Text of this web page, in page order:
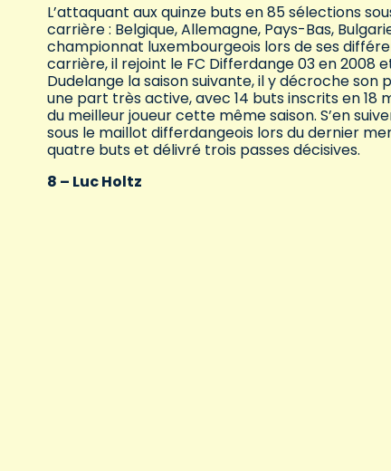
L’attaquant aux quinze buts en 85 sélections
carrière : Belgique, Allemagne, Pays-Bas,
championnat luxembourgeois lors de ses
carrière, il rejoint le FC Differdange 03 en 2008
Dudelange la saison suivante, il y décroche son
une part très active, avec 14 buts inscrits en
du meilleur joueur cette même saison. S’en
sous le maillot differdangeois lors du dernier
quatre buts et délivré trois passes décisives.
8 – Luc Holtz